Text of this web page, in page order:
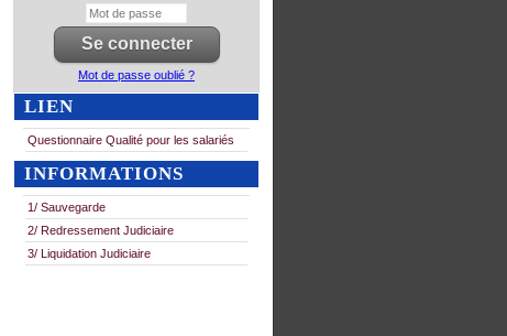
Mot de passe oublié ?
LIEN
Questionnaire Qualité pour les salariés
INFORMATIONS
1/ Sauvegarde
2/ Redressement Judiciaire
3/ Liquidation Judiciaire